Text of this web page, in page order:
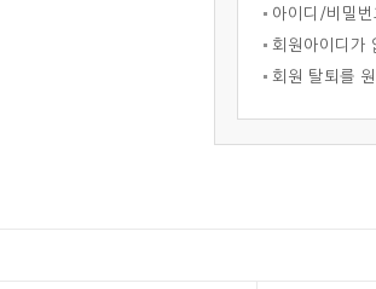
아이디/비밀번
회원아이디가
회원 탈퇴를 원